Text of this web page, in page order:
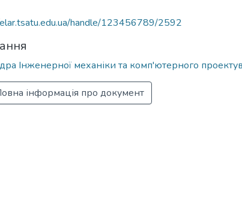
handle/123456789/2592
Інженерної механіки та комп'ютерного
інформація про документ